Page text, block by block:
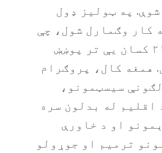
شوې. په ټولیز ډول
په کار وګمارل شول، چې
شاوخوا ۲۱۰۰۰ کسان یې تر پوښښ
همغه کال، پروګرام
سیسټمونو،
اقلیم له بدلون سره
او د خاورې
ترمیم او جوړولو